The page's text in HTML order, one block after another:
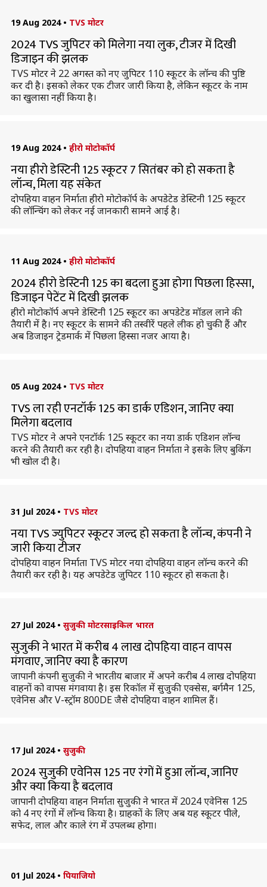
19 Aug 2024 • TVS मोटर
2024 TVS जुपिटर को मिलेगा नया लुक, टीजर में दिखी
डिजाइन की झलक
TVS मोटर ने 22 अगस्त को नए जुपिटर 110 स्कूटर के लॉन्च की पुष्टि
कर दी है। इसको लेकर एक टीजर जारी किया है, लेकिन स्कूटर के नाम
का खुलासा नहीं किया है।
19 Aug 2024 • हीरो मोटोकॉर्प
नया हीरो डेस्टिनी 125 स्कूटर 7 सितंबर को हो सकता है
लॉन्च, मिला यह संकेत
दोपहिया वाहन निर्माता हीरो मोटोकॉर्प के अपडेटेड डेस्टिनी 125 स्कूटर
की लॉन्चिंग को लेकर नई जानकारी सामने आई है।
11 Aug 2024 • हीरो मोटोकॉर्प
2024 हीरो डेस्टिनी 125 का बदला हुआ होगा पिछला हिस्सा,
डिजाइन पेटेंट में दिखी झलक
हीरो मोटोकॉर्प अपने डेस्टिनी 125 स्कूटर का अपडेटेड मॉडल लाने की
तैयारी में है। नए स्कूटर के सामने की तस्वीरें पहले लीक हो चुकी हैं और
अब डिजाइन ट्रेडमार्क में पिछला हिस्सा नजर आया है।
05 Aug 2024 • TVS मोटर
TVS ला रही एनटॉर्क 125 का डार्क एडिशन, जानिए क्या
मिलेगा बदलाव
TVS मोटर ने अपने एनटॉर्क 125 स्कूटर का नया डार्क एडिशन लॉन्च
करने की तैयारी कर रही है। दोपहिया वाहन निर्माता ने इसके लिए बुकिंग
भी खोल दी है।
31 Jul 2024 • TVS मोटर
नया TVS ज्युपिटर स्कूटर जल्द हो सकता है लॉन्च, कंपनी ने
जारी किया टीजर
दोपहिया वाहन निर्माता TVS मोटर नया दोपहिया वाहन लॉन्च करने की
तैयारी कर रही है। यह अपडेटेड जुपिटर 110 स्कूटर हो सकता है।
27 Jul 2024 • सुजुकी मोटरसाइकिल भारत
सुजुकी ने भारत में करीब 4 लाख दोपहिया वाहन वापस
मंगवाए, जानिए क्या है कारण
जापानी कंपनी सुजुकी ने भारतीय बाजार में अपने करीब 4 लाख दोपहिया
वाहनों को वापस मंगवाया है। इस रिकॉल में सुजुकी एक्सेस, बर्गमैन 125,
एवेनिस और V-स्ट्रॉम 800DE जैसे दोपहिया वाहन शामिल हैं।
17 Jul 2024 • सुजुकी
2024 सुजुकी एवेनिस 125 नए रंगों में हुआ लॉन्च, जानिए
और क्या किया है बदलाव
जापानी दोपहिया वाहन निर्माता सुजुकी ने भारत में 2024 एवेनिस 125
को 4 नए रंगों में लॉन्च किया है। ग्राहकों के लिए अब यह स्कूटर पीले,
सफेद, लाल और काले रंग में उपलब्ध होगा।
01 Jul 2024 • पियाजियो